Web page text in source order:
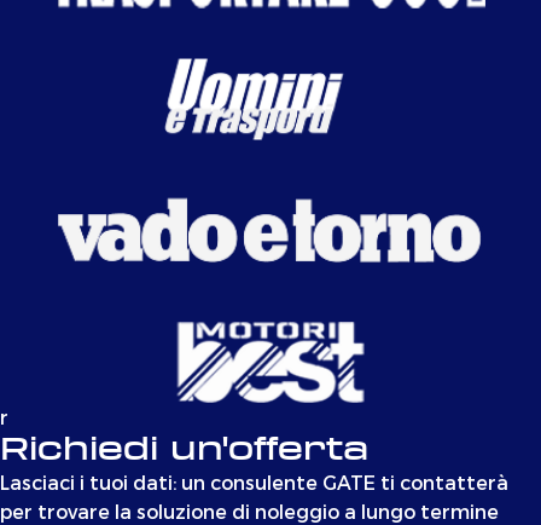
r
Richiedi un'offerta
Lasciaci i tuoi dati: un consulente GATE ti contatterà
per trovare la soluzione di noleggio a lungo termine